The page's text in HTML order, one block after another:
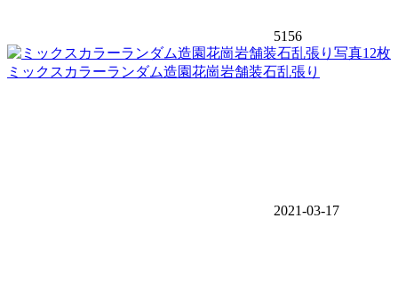
5156
写真12枚
ミックスカラーランダム造園花崗岩舗装石乱張り
2021-03-17